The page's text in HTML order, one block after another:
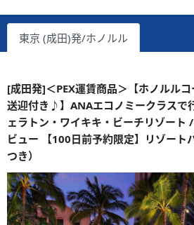
東京 (成田)発/ホノルル
[成田発]＜PEX運賃商品＞【ホノルル
送迎付き♪】ANAエコノミークラスで
ェラトン・ワイキキ・ビーチリゾート
ビュー 【100日前予約限定】リゾート
つき）